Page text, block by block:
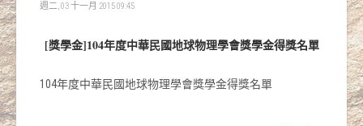
週二, 03 十一月 2015 09:45
[獎學金]104年度中華民國地球物理學會獎學金得獎名單
104年度中華民國地球物理學會獎學金得獎名單